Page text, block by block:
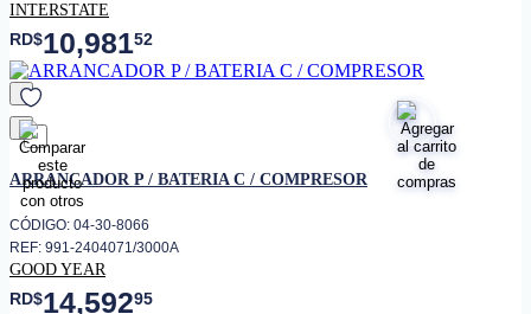
INTERSTATE
RD$10,98152
favorito
ARRANCADOR P / BATERIA C / COMPRESOR
CÓDIGO: 04-30-8066
REF: 991-2404071/3000A
GOOD YEAR
RD$14,59295